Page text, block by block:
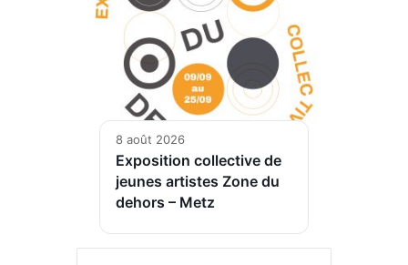
8 août 2026
Exposition collective de
jeunes artistes Zone du
dehors – Metz